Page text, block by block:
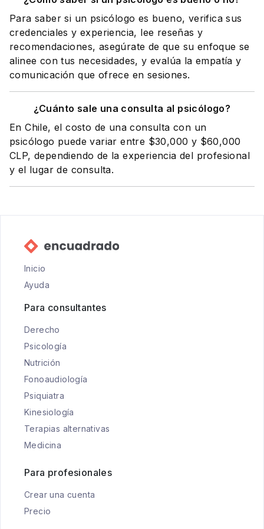
Para saber si un psicólogo es bueno, verifica sus
credenciales y experiencia, lee reseñas y
recomendaciones, asegúrate de que su enfoque se
alinee con tus necesidades, y evalúa la empatía y
comunicación que ofrece en sesiones.
¿Cuánto sale una consulta al psicólogo?
En Chile, el costo de una consulta con un
psicólogo puede variar entre $30,000 y $60,000
CLP, dependiendo de la experiencia del profesional
y el lugar de consulta.
Inicio
Ayuda
Para consultantes
Derecho
Psicología
Nutrición
Fonoaudiología
Psiquiatra
Kinesiología
Terapias alternativas
Medicina
Para profesionales
Crear una cuenta
Precio